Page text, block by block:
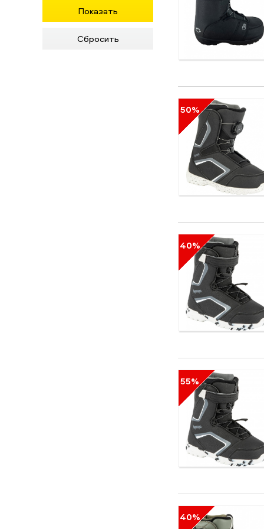
21-30%
31-40%
41-50%
50%
40%
55%
40%